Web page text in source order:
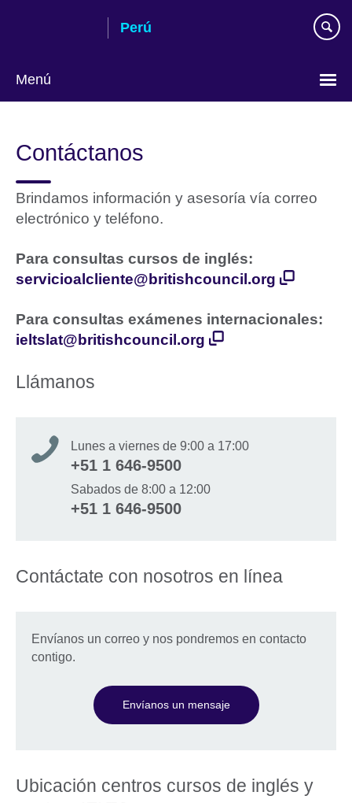
Perú
Menú
language
Contáctanos
Brindamos información y asesoría vía correo
electrónico y teléfono.
Para consultas cursos de inglés:
servicioalcliente@britishcouncil.org
Para consultas exámenes internacionales:
ieltslat@britishcouncil.org
Llámanos
Lunes a viernes de 9:00 a 17:00
+51 1 646-9500
Sabados de 8:00 a 12:00
+51 1 646-9500
Contáctate con nosotros en línea
Envíanos un correo y nos pondremos en contacto
contigo.
Envíanos un mensaje
Ubicación centros cursos de inglés y